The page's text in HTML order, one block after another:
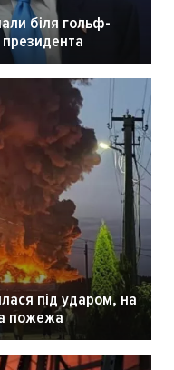
біля гольф-
під ударом, на
пожежа